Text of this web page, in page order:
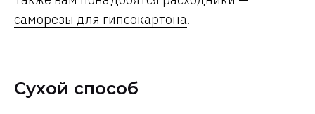
саморезы для гипсокартона.
Сухой способ